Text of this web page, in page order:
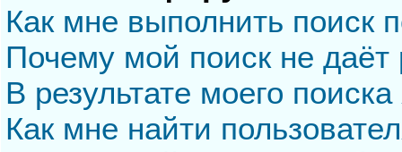
Как мне выполнить
Почему мой поиск не даёт
В результате моего
Как мне найти